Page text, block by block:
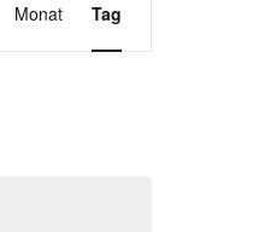
Ansichten-
Monat Tag